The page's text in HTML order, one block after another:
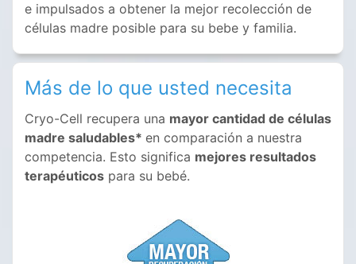
e impulsados a obtener la mejor recolección de
células madre posible para su bebe y familia.
Más de lo que usted necesita
Cryo-Cell recupera una mayor cantidad de células
madre saludables* en comparación a nuestra
competencia. Esto significa mejores resultados
terapéuticos para su bebé.